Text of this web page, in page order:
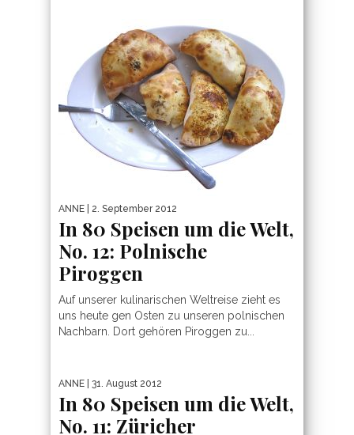
ANNE | 2. September 2012
In 80 Speisen um die Welt,
No. 12: Polnische
Piroggen
Auf unserer kulinarischen Weltreise zieht es
uns heute gen Osten zu unseren polnischen
Nachbarn. Dort gehören Piroggen zu...
ANNE | 31. August 2012
In 80 Speisen um die Welt,
No. 11: Züricher